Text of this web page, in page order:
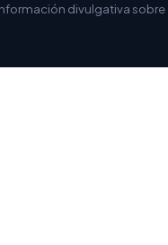
divulgativa sobre